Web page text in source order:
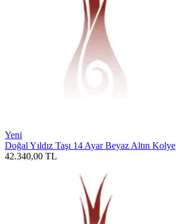
Yeni
Doğal Yıldız Taşı 14 Ayar Beyaz Altın Kolye
42.340,00 TL